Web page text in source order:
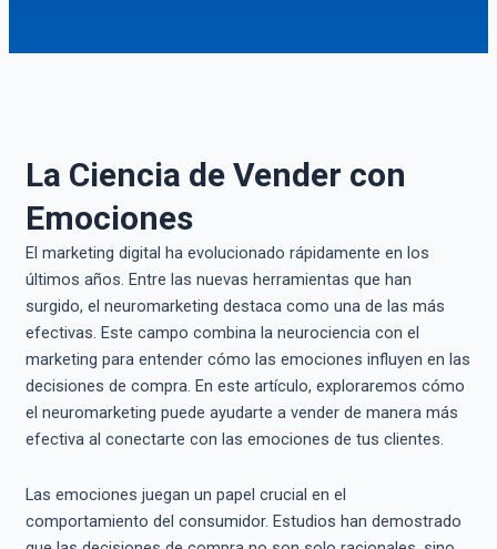
La Ciencia de Vender con
Emociones
El marketing digital ha evolucionado rápidamente en los
últimos años. Entre las nuevas herramientas que han
surgido, el neuromarketing destaca como una de las más
efectivas. Este campo combina la neurociencia con el
marketing para entender cómo las emociones influyen en las
decisiones de compra. En este artículo, exploraremos cómo
el neuromarketing puede ayudarte a vender de manera más
efectiva al conectarte con las emociones de tus clientes.
Las emociones juegan un papel crucial en el
comportamiento del consumidor. Estudios han demostrado